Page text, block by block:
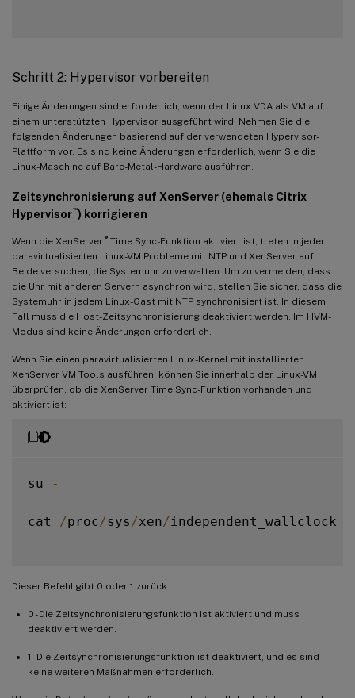
Schritt 2: Hypervisor vorbereiten
Einige Änderungen sind erforderlich, wenn der Linux VDA als VM auf
einem unterstützten Hypervisor ausgeführt wird. Nehmen Sie die
folgenden Änderungen basierend auf der verwendeten Hypervisor-
Plattform vor. Es sind keine Änderungen erforderlich, wenn Sie die
Linux-Maschine auf Bare-Metal-Hardware ausführen.
Zeitsynchronisierung auf XenServer (ehemals Citrix
Hypervisor™) korrigieren
Wenn die XenServer ®Time Sync-Funktion aktiviert ist, treten in jeder
paravirtualisierten Linux-VM Probleme mit NTP und XenServer auf.
Beide versuchen, die Systemuhr zu verwalten. Um zu vermeiden, dass
die Uhr mit anderen Servern asynchron wird, stellen Sie sicher, dass die
Systemuhr in jedem Linux-Gast mit NTP synchronisiert ist. In diesem
Fall muss die Host-Zeitsynchronisierung deaktiviert werden. Im HVM-
Modus sind keine Änderungen erforderlich.
Wenn Sie einen paravirtualisierten Linux-Kernel mit installierten
XenServer VM Tools ausführen, können Sie innerhalb der Linux-VM
überprüfen, ob die XenServer Time Sync-Funktion vorhanden und
aktiviert ist:
su -
cat /proc/sys /xen/ independent_wallclock
Dieser Befehl gibt 0 oder 1 zurück:
0 - Die Zeitsynchronisierungsfunktion ist aktiviert und muss
deaktiviert werden.
1 - Die Zeitsynchronisierungsfunktion ist deaktiviert, und es sind
keine weiteren Maßnahmen erforderlich.